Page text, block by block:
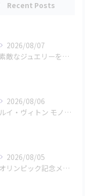
Recent Posts
2026/08/07
素敵なジュエリーをたくさんお買取りさせていただきました✨
2026/08/06
ルイ・ヴィトン モノグラムバッグ2点をお買取させていただきました✨
2026/08/05
オリンピック記念メダルとメイプルリーフコインをお買取りさせていただきました🏅✨